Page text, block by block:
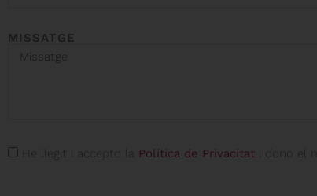
MISSATGE
He llegit i accepto la Política de Privacitat i dono el